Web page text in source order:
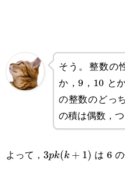
そう。整数の
か，9，10 と
の整数のどっ
の積は偶数，
よって， 3pk(k+1)
3pk(k + 1) は 6 の